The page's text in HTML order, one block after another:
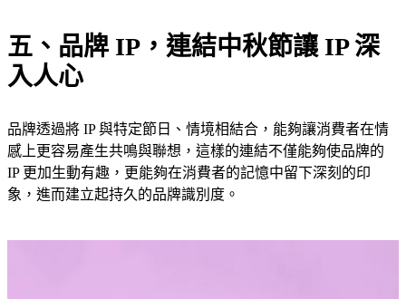
五、品牌 IP，連結中秋節讓 IP 深
入人心
品牌透過將 IP 與特定節日、情境相結合，能夠讓消費者在情
感上更容易產生共鳴與聯想，這樣的連結不僅能夠使品牌的
IP 更加生動有趣，更能夠在消費者的記憶中留下深刻的印
象，進而建立起持久的品牌識別度。